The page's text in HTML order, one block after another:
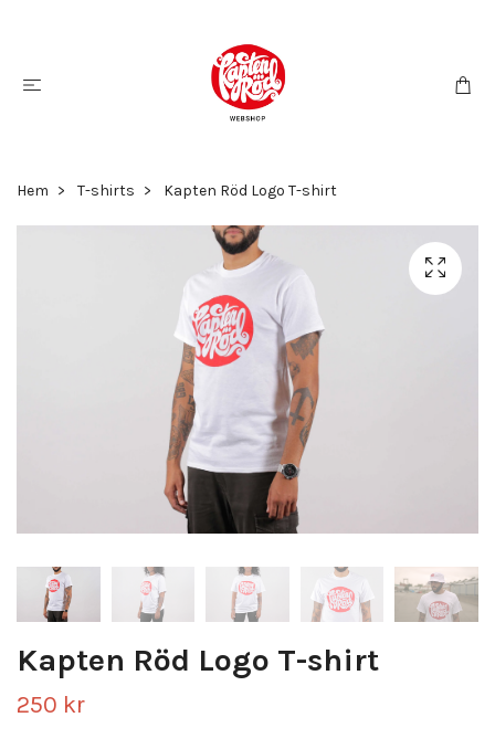
Hem T-shirts Kapten Röd Logo T-shirt
Kapten Röd Logo T-shirt
250 kr